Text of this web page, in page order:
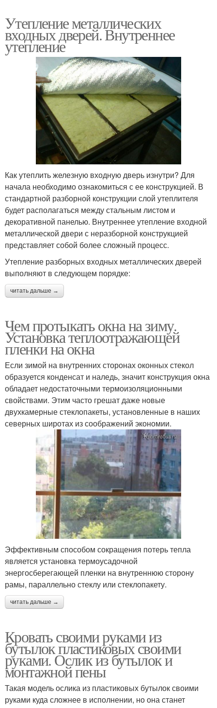
Утепление металлических
входных дверей. Внутреннее
утепление
Как утеплить железную входную дверь изнутри? Для
начала необходимо ознакомиться с ее конструкцией. В
стандартной разборной конструкции слой утеплителя
будет располагаться между стальным листом и
декоративной панелью. Внутреннее утепление входной
металлической двери с неразборной конструкцией
представляет собой более сложный процесс.
Утепление разборных входных металлических дверей
выполняют в следующем порядке:
читать дальше →
Чем протыкать окна на зиму.
Установка теплоотражающей
пленки на окна
Если зимой на внутренних сторонах оконных стекол
образуется конденсат и наледь, значит конструкция окна
обладает недостаточными термоизоляционными
свойствами. Этим часто грешат даже новые
двухкамерные стеклопакеты, установленные в наших
северных широтах из соображений экономии.
Эффективным способом сокращения потерь тепла
является установка термоусадочной
энергосберегающей пленки на внутреннюю сторону
рамы, параллельно стеклу или стеклопакету.
читать дальше →
Кровать своими руками из
бутылок пластиковых своими
руками. Ослик из бутылок и
монтажной пены
Такая модель ослика из пластиковых бутылок своими
руками куда сложнее в исполнении, но она станет